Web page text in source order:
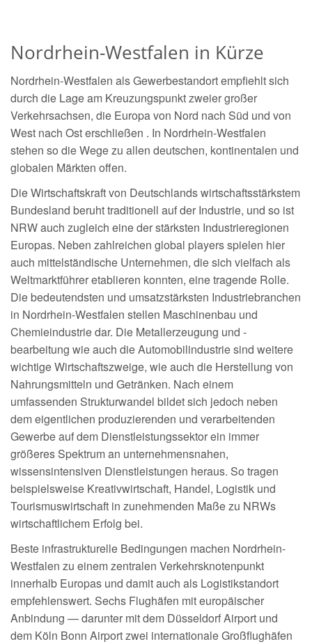
Nordrhein-Westfalen in Kürze
Nordrhein-Westfalen als Gewerbestandort empfiehlt sich
durch die Lage am Kreuzungspunkt zweier großer
Verkehrsachsen, die Europa von Nord nach Süd und von
West nach Ost erschließen . In Nordrhein-Westfalen
stehen so die Wege zu allen deutschen, kontinentalen und
globalen Märkten offen.
Die Wirtschaftskraft von Deutschlands wirtschaftsstärkstem
Bundesland beruht traditionell auf der Industrie, und so ist
NRW auch zugleich eine der stärksten Industrieregionen
Europas. Neben zahlreichen global players spielen hier
auch mittelständische Unternehmen, die sich vielfach als
Weltmarktführer etablieren konnten, eine tragende Rolle.
Die bedeutendsten und umsatzstärksten Industriebranchen
in Nordrhein-Westfalen stellen Maschinenbau und
Chemieindustrie dar. Die Metallerzeugung und -
bearbeitung wie auch die Automobilindustrie sind weitere
wichtige Wirtschaftszweige, wie auch die Herstellung von
Nahrungsmitteln und Getränken. Nach einem
umfassenden Strukturwandel bildet sich jedoch neben
dem eigentlichen produzierenden und verarbeitenden
Gewerbe auf dem Dienstleistungssektor ein immer
größeres Spektrum an unternehmensnahen,
wissensintensiven Dienstleistungen heraus. So tragen
beispielsweise Kreativwirtschaft, Handel, Logistik und
Tourismuswirtschaft in zunehmenden Maße zu NRWs
wirtschaftlichem Erfolg bei.
Beste infrastrukturelle Bedingungen machen Nordrhein-
Westfalen zu einem zentralen Verkehrsknotenpunkt
innerhalb Europas und damit auch als Logistikstandort
empfehlenswert. Sechs Flughäfen mit europäischer
Anbindung — darunter mit dem Düsseldorf Airport und
dem Köln Bonn Airport zwei internationale Großflughäfen